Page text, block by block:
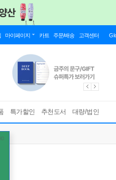
마이페이지 카트 주문/배송 고객센터
특가할인 추천도서 대량/법인